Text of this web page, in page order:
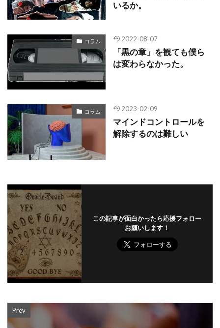
いるか。
コラム 2022-08-07
「黒の章」を観ても僕ら
は変わらなかった。
コラム 2023-02-09
マインドコントロールを
解除するのは難しい
この記事が面白かったら応援フォロー
お願いします！
Prev